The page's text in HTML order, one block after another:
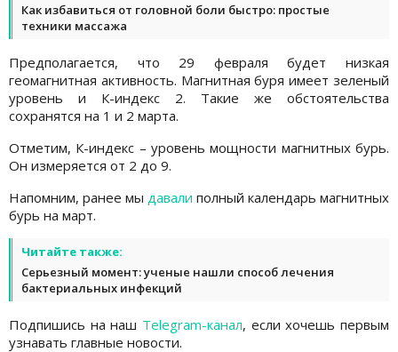
Как избавиться от головной боли быстро: простые
техники массажа
Предполагается, что 29 февраля будет низкая
геомагнитная активность. Магнитная буря имеет зеленый
уровень и К-индекс 2. Такие же обстоятельства
сохранятся на 1 и 2 марта.
Отметим, К-индекс – уровень мощности магнитных бурь.
Он измеряется от 2 до 9.
Напомним, ранее мы давали полный календарь магнитных
бурь на март.
Читайте также:
Серьезный момент: ученые нашли способ лечения
бактериальных инфекций
Подпишись на наш Telegram-канал, если хочешь первым
узнавать главные новости.